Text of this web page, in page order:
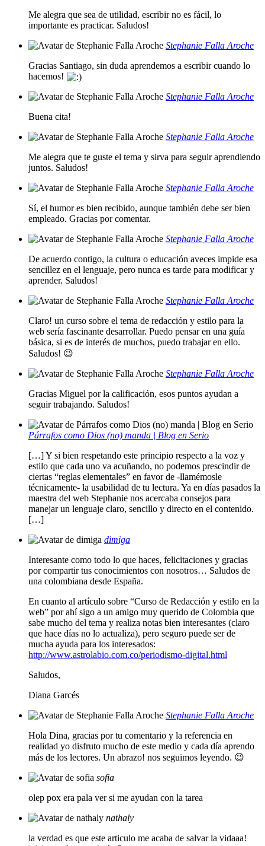
Me alegra que sea de utilidad, escribir no es fácil, lo
importante es practicar. Saludos!
Stephanie Falla Aroche
Gracias Santiago, sin duda aprendemos a escribir cuando lo
hacemos!
Stephanie Falla Aroche
Buena cita!
Stephanie Falla Aroche
Me alegra que te guste el tema y sirva para seguir aprendiendo
juntos. Saludos!
Stephanie Falla Aroche
Sí, el humor es bien recibido, aunque también debe ser bien
empleado. Gracias por comentar.
Stephanie Falla Aroche
De acuerdo contigo, la cultura o educación aveces impide esa
sencillez en el lenguaje, pero nunca es tarde para modificar y
aprender. Saludos!
Stephanie Falla Aroche
Claro! un curso sobre el tema de redacción y estilo para la
web sería fascinante desarrollar. Puedo pensar en una guía
básica, si es de interés de muchos, puedo trabajar en ello.
Saludos! 😉
Stephanie Falla Aroche
Gracias Miguel por la calificación, esos puntos ayudan a
seguir trabajando. Saludos!
Párrafos como Dios (no) manda | Blog en Serio
[…] Y si bien respetando este principio respecto a la voz y
estilo que cada uno va acuñando, no podemos prescindir de
ciertas “reglas elementales” en favor de -llamémosle
técnicamente- la usabilidad de tu lectura. Ya en días pasados la
maestra del web Stephanie nos acercaba consejos para
manejar un lenguaje claro, sencillo y directo en el contenido.
[…]
dimiga
Interesante como todo lo que haces, felicitaciones y gracias
por compartir tus conocimientos con nosotros… Saludos de
una colombiana desde España.
En cuanto al artículo sobre “Curso de Redacción y estilo en la
web” por ahí sigo a un amigo muy querido de Colombia que
sabe mucho del tema y realiza notas bien interesantes (claro
que hace días no lo actualiza), pero seguro puede ser de
mucha ayuda para los interesados:
http://www.astrolabio.com.co/periodismo-digital.html
Saludos,
Diana Garcés
Stephanie Falla Aroche
Hola Dina, gracias por tu comentario y la referencia en
realidad yo disfruto mucho de este medio y cada día aprendo
más de los lectores. Un abrazo! nos seguimos leyendo. 😉
sofia
olep pox era pala ver si me ayudan con la tarea
nathaly
la verdad es que este articulo me acaba de salvar la vidaaa!